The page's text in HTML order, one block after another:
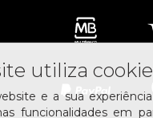
utiliza
e a sua
funcionalidades em